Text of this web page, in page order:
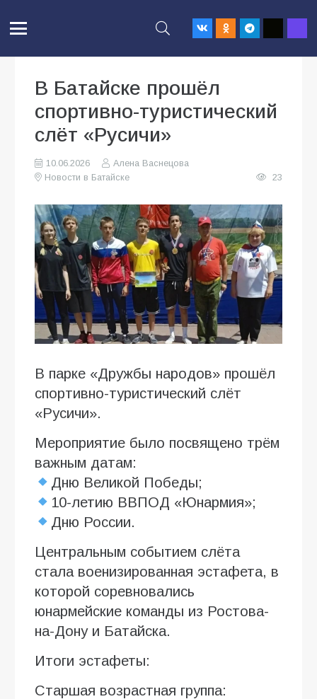
В Батайске прошёл
спортивно-туристический
слёт «Русичи»
10.06.2026
Алена Васнецова
Новости в Батайске
23
В парке «Дружбы народов» прошёл
спортивно-туристический слёт
«Русичи».
Мероприятие было посвящено трём
важным датам:
Дню Великой Победы;
10-летию ВВПОД «Юнармия»;
Дню России.
Центральным событием слёта
стала военизированная эстафета, в
которой соревновались
юнармейские команды из Ростова-
на-Дону и Батайска.
Итоги эстафеты:
Старшая возрастная группа: